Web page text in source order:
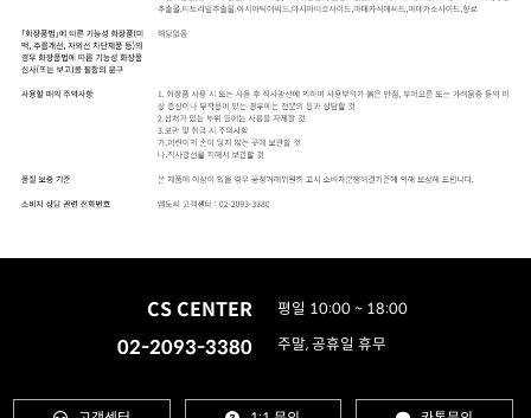
CS CENTER
02-2093-3380
평일 10:00 ~ 18:00
주말, 공휴일 휴무